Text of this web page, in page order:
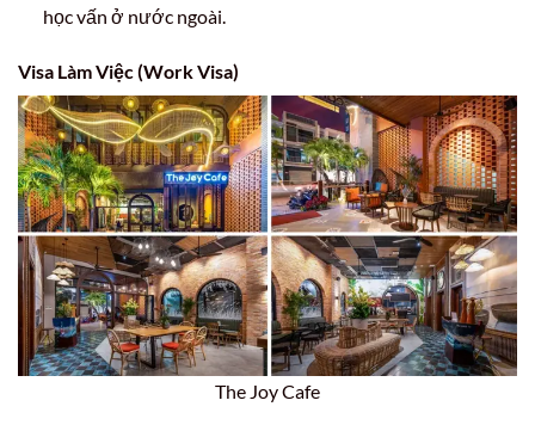
học vấn ở nước ngoài.
Visa Làm Việc (Work Visa)
The Joy Cafe